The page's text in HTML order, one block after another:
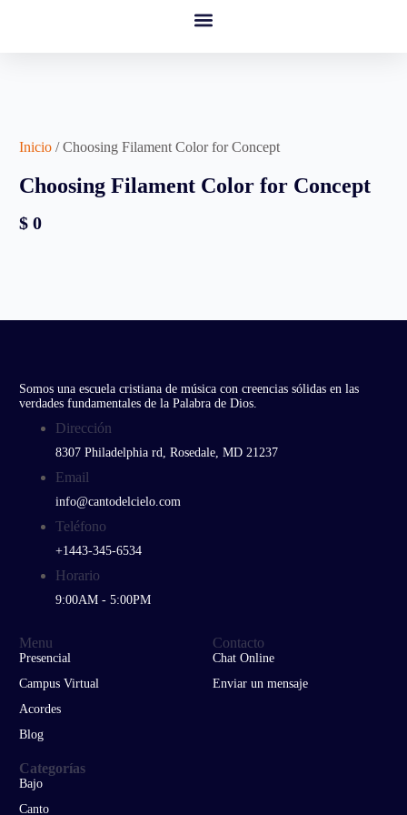
Inicio / Choosing Filament Color for Concept
Choosing Filament Color for Concept
$ 0
Somos una escuela cristiana de música con creencias sólidas en las
verdades fundamentales de la Palabra de Dios.
Dirección
8307 Philadelphia rd, Rosedale, MD 21237
Email
info@cantodelcielo.com
Teléfono
+1443-345-6534
Horario
9:00AM - 5:00PM
Categorías
Bajo
Canto
Menu
Presencial
Campus Virtual
Acordes
Blog
Contacto
Chat Online
Enviar un mensaje